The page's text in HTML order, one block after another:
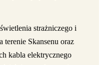
strażniczego i
terenie Skansenu oraz
kabla elektrycznego